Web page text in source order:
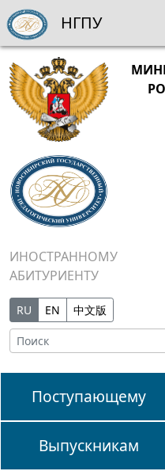
ИНОСТРАННОМУ
АБИТУРИЕНТУ
RU EN 中文版
Поступающему
Выпускникам
НГПУ